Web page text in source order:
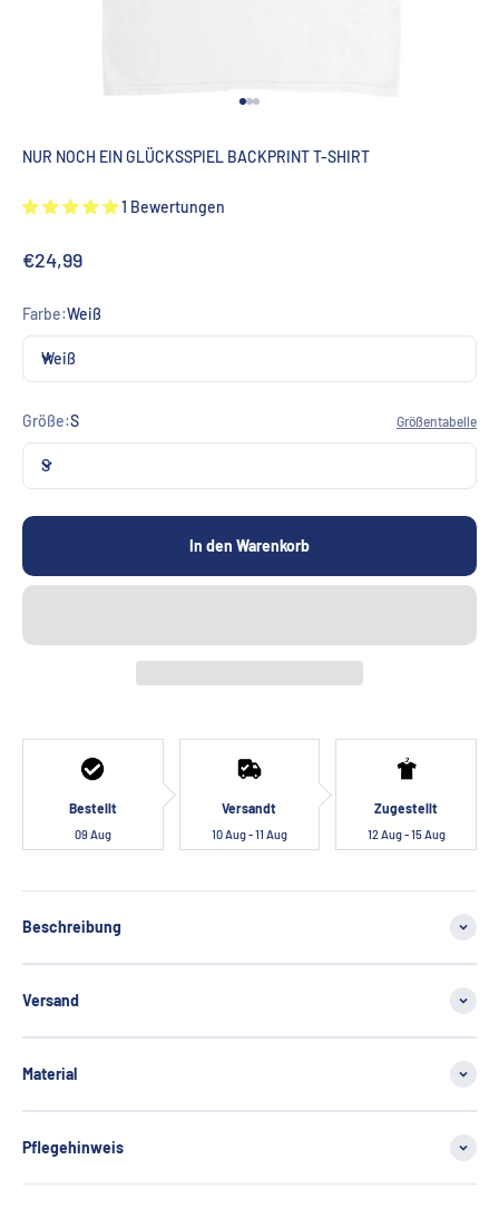
NUR NOCH EIN GLÜCKSSPIEL BACKPRINT T-SHIRT
1 Bewertungen
Angebot
€24,99
Farbe:Weiß
Weiß
Größe:S Größentabelle
S
In den Warenkorb
Bestellt
09 Aug
Versandt
10 Aug - 11 Aug
Zugestellt
12 Aug - 15 Aug
Beschreibung
Versand
Material
Pflegehinweis